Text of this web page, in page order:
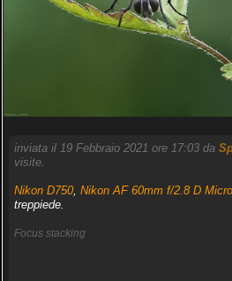
inviata il 19 Febbraio 2021 ore 17:03 da
visite.
Nikon D750, Nikon AF 60mm f/2.8 D Micro
treppiede.
Focus stacking